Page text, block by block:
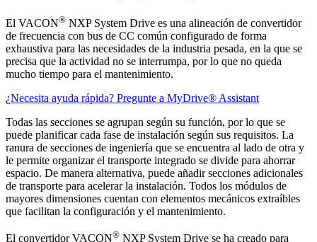
El VACON® NXP System Drive es una alineación de convertidor
de frecuencia con bus de CC común configurado de forma
exhaustiva para las necesidades de la industria pesada, en la que se
precisa que la actividad no se interrumpa, por lo que no queda
mucho tiempo para el mantenimiento.
¿Necesita ayuda rápida? Pregunte a MyDrive® Assistant
Todas las secciones se agrupan según su función, por lo que se
puede planificar cada fase de instalación según sus requisitos. La
ranura de secciones de ingeniería que se encuentra al lado de otra y
le permite organizar el transporte integrado se divide para ahorrar
espacio. De manera alternativa, puede añadir secciones adicionales
de transporte para acelerar la instalación. Todos los módulos de
mayores dimensiones cuentan con elementos mecánicos extraíbles
que facilitan la configuración y el mantenimiento.
El convertidor VACON® NXP System Drive se ha creado para